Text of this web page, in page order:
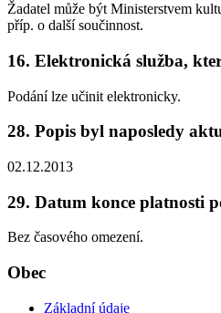
Žadatel může být Ministerstvem
příp. o další součinnost.
16. Elektronická služba,
Podání lze učinit elektronicky.
28. Popis byl naposledy
02.12.2013
29. Datum konce platnosti
Bez časového omezení.
Obec
Základní údaje